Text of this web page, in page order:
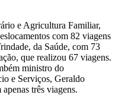
e Agricultura Familiar,
com 82 viagens
da Saúde, com 73
que realizou 67 viagens.
ministro do
e Serviços, Geraldo
três viagens.